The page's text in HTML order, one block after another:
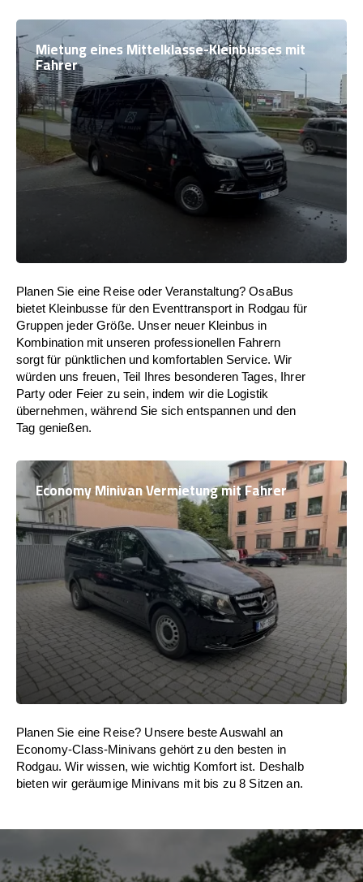
Mietung eines Mittelklasse-Kleinbusses mit
Fahrer
Planen Sie eine Reise oder Veranstaltung? OsaBus
bietet Kleinbusse für den Eventtransport in Rodgau für
Gruppen jeder Größe. Unser neuer Kleinbus in
Kombination mit unseren professionellen Fahrern
sorgt für pünktlichen und komfortablen Service. Wir
würden uns freuen, Teil Ihres besonderen Tages, Ihrer
Party oder Feier zu sein, indem wir die Logistik
übernehmen, während Sie sich entspannen und den
Tag genießen.
Economy Minivan Vermietung mit Fahrer
Planen Sie eine Reise? Unsere beste Auswahl an
Economy-Class-Minivans gehört zu den besten in
Rodgau. Wir wissen, wie wichtig Komfort ist. Deshalb
bieten wir geräumige Minivans mit bis zu 8 Sitzen an.